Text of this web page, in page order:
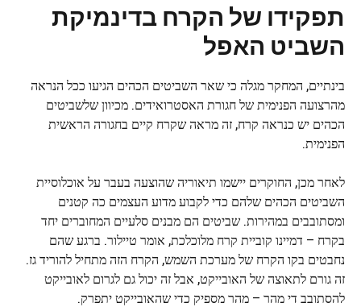
תפקידו של הקרח בדינמיקת
השביט האפל
בינתיים, המחקר מגלה כי שאר השביטים הכהים הגיעו ככל הנראה
מהרצועה הפנימית של חגורת האסטרואידים. מכיוון שלשביטים
הכהים יש כנראה קרח, זה מראה שקרח קיים בחגורה הראשית
הפנימית.
לאחר מכן, החוקרים יישמו תיאוריה שהוצעה בעבר על אוכלוסיית
השביטים הכהים שלהם כדי לקבוע מדוע העצמים כה קטנים
ומסתובבים במהירות. שביטים הם מבנים סלעיים המחוברים יחד
בקרח – דמיינו קוביית קרח מלוכלכת, אומר טיילור. ברגע שהם
נחבטים בקו הקרח של מערכת השמש, הקרח הזה מתחיל להוריד גז.
זה גורם לתאוצה של האובייקט, אבל זה יכול גם לגרום לאובייקט
להסתובב די מהר – מהר מספיק כדי שהאובייקט יתפרק.